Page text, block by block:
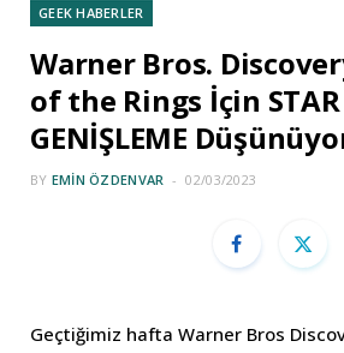
GEEK HABERLER
Warner Bros.
of the Rings İçin STAR
GENİŞLEME
BY EMIN ÖZDENVAR 02/03/2023
Geçtiğimiz hafta Warner Bros